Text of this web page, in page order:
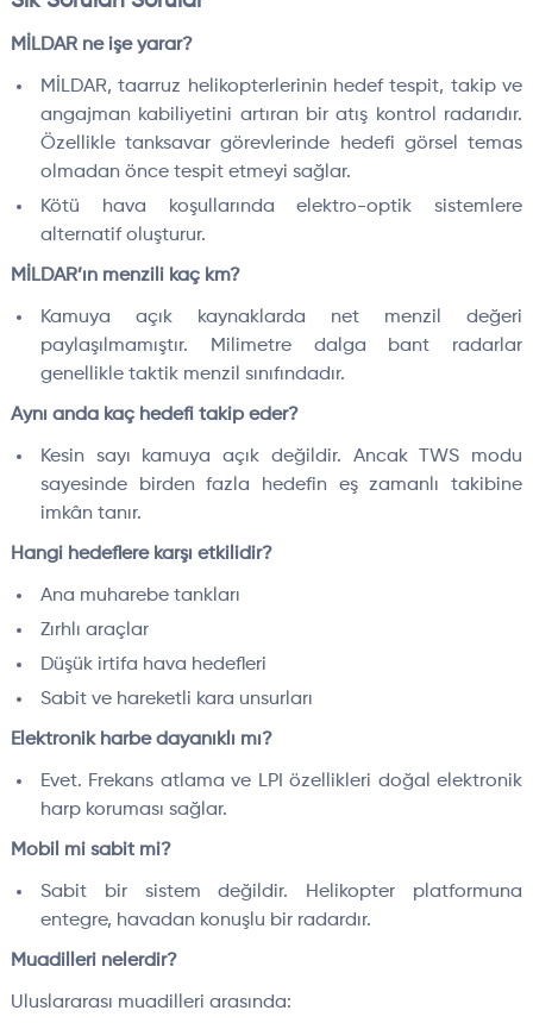
MİLDAR ne işe yarar?
MİLDAR, taarruz helikopterlerinin hedef tespit, takip ve
angajman kabiliyetini artıran bir atış kontrol radarıdır.
Özellikle tanksavar görevlerinde hedefi görsel temas
olmadan önce tespit etmeyi sağlar.
Kötü hava koşullarında elektro-optik sistemlere
alternatif oluşturur.
MİLDAR’ın menzili kaç km?
Kamuya açık kaynaklarda net menzil değeri
paylaşılmamıştır. Milimetre dalga bant radarlar
genellikle taktik menzil sınıfındadır.
Aynı anda kaç hedefi takip eder?
Kesin sayı kamuya açık değildir. Ancak TWS modu
sayesinde birden fazla hedefin eş zamanlı takibine
imkân tanır.
Hangi hedeflere karşı etkilidir?
Ana muharebe tankları
Zırhlı araçlar
Düşük irtifa hava hedefleri
Sabit ve hareketli kara unsurları
Elektronik harbe dayanıklı mı?
Evet. Frekans atlama ve LPI özellikleri doğal elektronik
harp koruması sağlar.
Mobil mi sabit mi?
Sabit bir sistem değildir. Helikopter platformuna
entegre, havadan konuşlu bir radardır.
Muadilleri nelerdir?
Uluslararası muadilleri arasında: